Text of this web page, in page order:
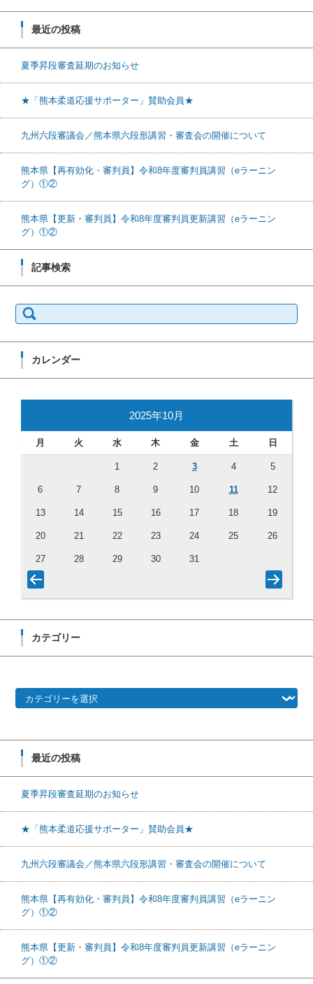
最近の投稿
夏季昇段審査延期のお知らせ
★「熊本柔道応援サポーター」賛助会員★
九州六段審議会／熊本県六段形講習・審査会の開催について
熊本県【再有効化・審判員】令和8年度審判員講習（eラーニン
グ）①②
熊本県【更新・審判員】令和8年度審判員更新講習（eラーニン
グ）①②
記事検索
検索:
カレンダー
2025年10月
月 火 水 木 金 土 日
1 2 3 4 5
6 7 8 9 10 11 12
13 14 15 16 17 18 19
20 21 22 23 24 25 26
27 28 29 30 31
カテゴリー
最近の投稿
夏季昇段審査延期のお知らせ
★「熊本柔道応援サポーター」賛助会員★
九州六段審議会／熊本県六段形講習・審査会の開催について
熊本県【再有効化・審判員】令和8年度審判員講習（eラーニン
グ）①②
熊本県【更新・審判員】令和8年度審判員更新講習（eラーニン
グ）①②